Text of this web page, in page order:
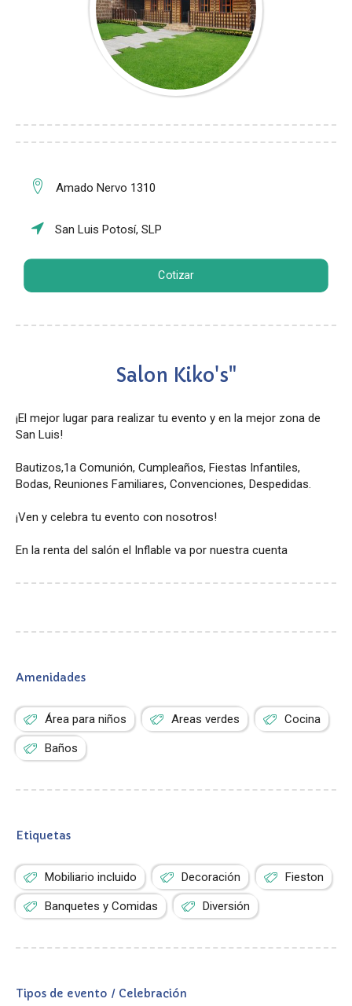
Amado Nervo 1310
San Luis Potosí, SLP
Cotizar
Salon Kiko's"
¡El mejor lugar para realizar tu evento y en la mejor zona de
San Luis!
Bautizos,1a Comunión, Cumpleaños, Fiestas Infantiles,
Bodas, Reuniones Familiares, Convenciones, Despedidas.
¡Ven y celebra tu evento con nosotros!
En la renta del salón el Inflable va por nuestra cuenta
Amenidades
Área para niños Areas verdes Cocina
Baños
Etiquetas
Mobiliario incluido Decoración Fieston
Banquetes y Comidas Diversión
Tipos de evento / Celebración